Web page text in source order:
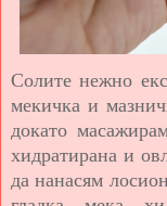
Солите нежно
мекичка и
докато
хидратирана и
да нанасям